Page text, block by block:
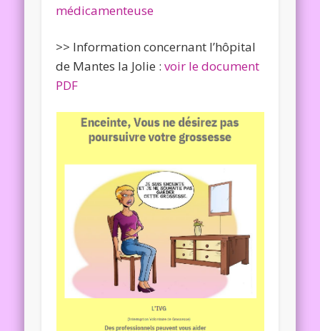
médicamenteuse
>> Information concernant l’hôpital
de Mantes la Jolie :voir le document
PDF